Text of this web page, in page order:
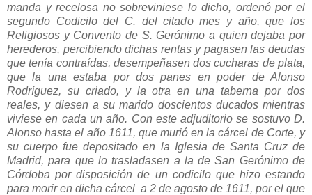
manda y recelosa no sobreviniese lo dicho, ordenó por el
segundo Codicilo del C. del citado mes y año, que los
Religiosos y Convento de S. Gerónimo a quien dejaba por
herederos, percibiendo dichas rentas y pagasen las deudas
que tenía contraídas, desempeñasen dos cucharas de plata,
que la una estaba por dos panes en poder de Alonso
Rodríguez, su criado, y la otra en una taberna por dos
reales, y diesen a su marido doscientos ducados mientras
viviese en cada un año. Con este adjuditorio se sostuvo D.
Alonso hasta el año 1611, que murió en la cárcel de Corte, y
su cuerpo fue depositado en la Iglesia de Santa Cruz de
Madrid, para que lo trasladasen a la de San Gerónimo de
Córdoba por disposición de un codicilo que hizo estando
para morir en dicha cárcel a 2 de agosto de 1611, por el que